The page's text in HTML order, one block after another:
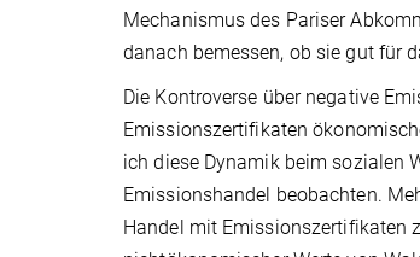
Mechanismus des Pariser
danach bemessen, ob sie gut für
Die Kontroverse über negative
Emissionszertifikaten
ich diese Dynamik beim sozialen
Emissionshandel beobachten.
Handel mit Emissionszertifikaten